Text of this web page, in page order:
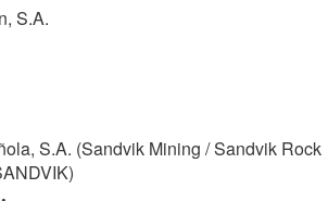
S.A.
S.A. (Sandvik Mining / Sandvik Rock
)